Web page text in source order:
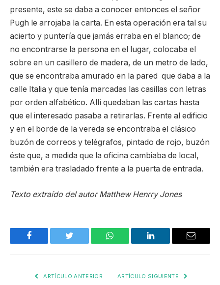
presente, este se daba a conocer entonces el señor
Pugh le arrojaba la carta. En esta operación era tal su
acierto y puntería que jamás erraba en el blanco; de
no encontrarse la persona en el lugar, colocaba el
sobre en un casillero de madera, de un metro de lado,
que se encontraba amurado en la pared que daba a la
calle Italia y que tenía marcadas las casillas con letras
por orden alfabético. Allí quedaban las cartas hasta
que el interesado pasaba a retirarlas. Frente al edificio
y en el borde de la vereda se encontraba el clásico
buzón de correos y telégrafos, pintado de rojo, buzón
éste que, a medida que la oficina cambiaba de local,
también era trasladado frente a la puerta de entrada.
Texto extraído del autor Matthew Henrry Jones
Facebook Twitter WhatsApp LinkedIn Email
ARTÍCULO ANTERIOR ARTÍCULO SIGUIENTE